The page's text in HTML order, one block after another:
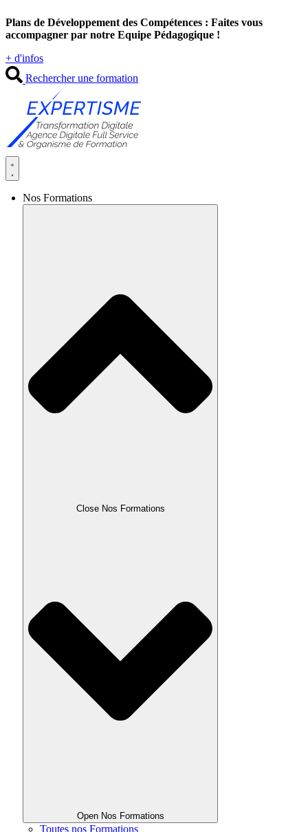
au
contenu
Plans de Développement des Compétences : Faites vous
accompagner par notre Equipe Pédagogique !
+ d'infos
Rechercher une formation
Nos Formations
Close Nos Formations
Open Nos Formations
Toutes nos Formations